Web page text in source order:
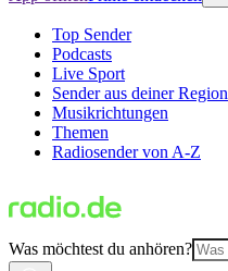
Top Sender
Podcasts
Live Sport
Sender aus deiner Region
Musikrichtungen
Themen
Radiosender von A-Z
Was möchtest du anhören?